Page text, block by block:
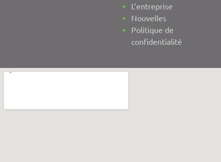
L’entreprise
Nouvelles
Politique de
confidentialité